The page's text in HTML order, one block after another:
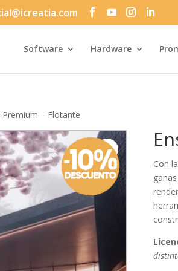
Software Hardware
Premium – Flotante
Con